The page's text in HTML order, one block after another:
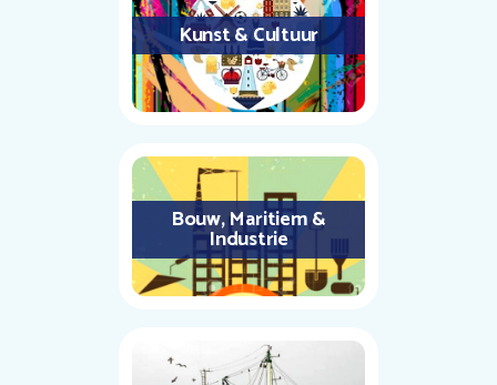
Kunst & Cultuur
Bouw, Maritiem &
Industrie